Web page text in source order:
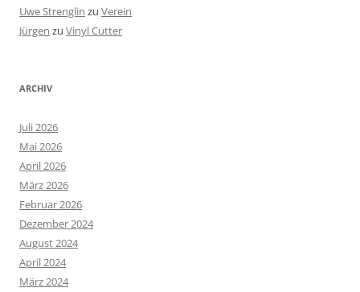
Uwe Strenglin zu Verein
Jürgen zu Vinyl Cutter
ARCHIV
Juli 2026
Mai 2026
April 2026
März 2026
Februar 2026
Dezember 2024
August 2024
April 2024
März 2024